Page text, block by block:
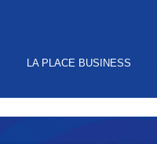
LA PLACE BUSINESS